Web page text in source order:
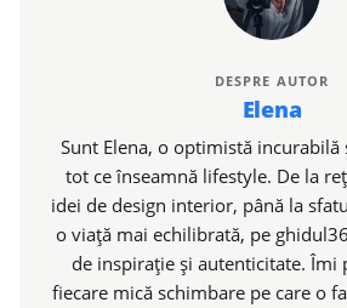
DESPRE AUTOR
Elena
Sunt Elena, o optimistă incurabilă
tot ce înseamnă lifestyle. De la
idei de design interior, până la
o viață mai echilibrată, pe
de inspirație și autenticitate. Îmi
fiecare mică schimbare pe care o